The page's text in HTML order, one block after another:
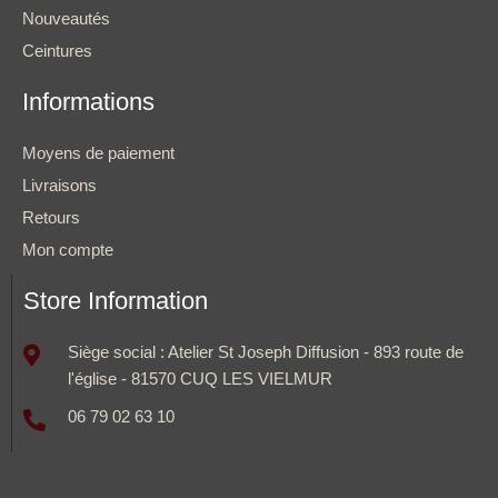
Nouveautés
Ceintures
Informations
Moyens de paiement
Livraisons
Retours
Mon compte
Store Information
Siège social : Atelier St Joseph Diffusion - 893 route de
l'église - 81570 CUQ LES VIELMUR
06 79 02 63 10